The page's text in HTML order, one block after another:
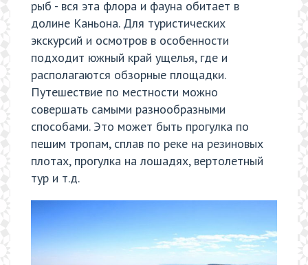
рыб - вся эта флора и фауна обитает в
долине Каньона. Для туристических
экскурсий и осмотров в особенности
подходит южный край ущелья, где и
располагаются обзорные площадки.
Путешествие по местности можно
совершать самыми разнообразными
способами. Это может быть прогулка по
пешим тропам, сплав по реке на резиновых
плотах, прогулка на лошадях, вертолетный
тур и т.д.